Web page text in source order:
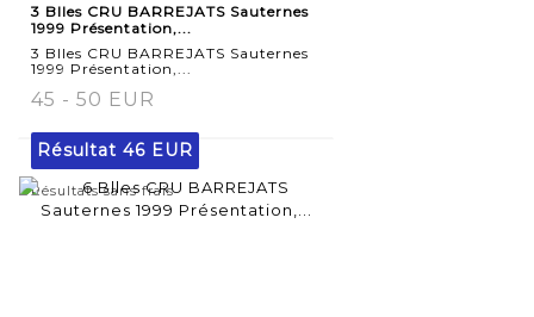
détaillée
3 Blles CRU BARREJATS Sauternes
1999 Présentation,...
3 Blles CRU BARREJATS Sauternes
1999 Présentation,...
45 - 50 EUR
Résultat 46 EUR
Résultats sans frais